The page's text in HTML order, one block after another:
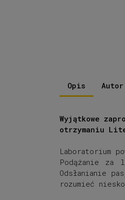
Opis Autor
Wyjątkowe
otrzymaniu
Laboratorium
Podążanie za
Odsłanianie
rozumieć